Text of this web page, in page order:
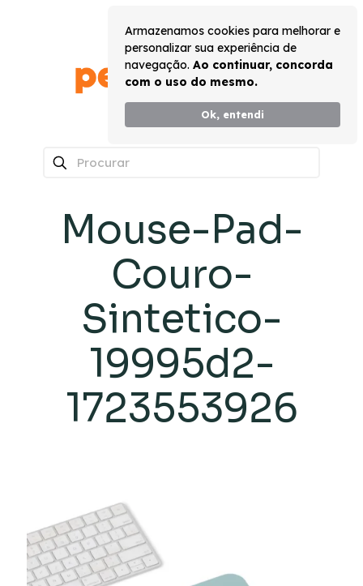
Armazenamos cookies para melhorar e
personalizar sua experiência de
navegação. Ao continuar, concorda
com o uso do mesmo.
Ok, entendi
Mouse-Pad-
Couro-
Sintetico-
19995d2-
1723553926